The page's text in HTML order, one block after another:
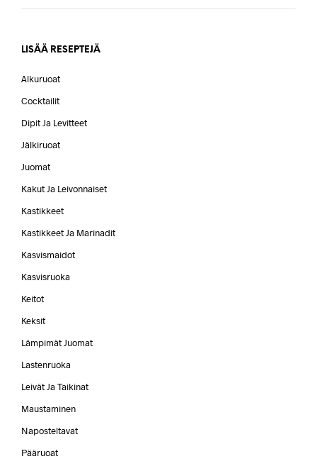
LISÄÄ RESEPTEJÄ
Alkuruoat
Cocktailit
Dipit Ja Levitteet
Jälkiruoat
Juomat
Kakut Ja Leivonnaiset
Kastikkeet
Kastikkeet Ja Marinadit
Kasvismaidot
Kasvisruoka
Keitot
Keksit
Lämpimät Juomat
Lastenruoka
Leivät Ja Taikinat
Maustaminen
Naposteltavat
Pääruoat